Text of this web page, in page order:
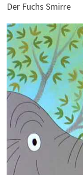
Der Fuchs Smirre